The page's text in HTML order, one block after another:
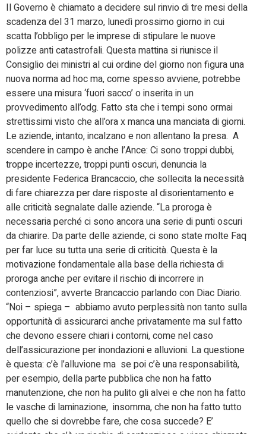
Il Governo è chiamato a decidere sul rinvio di tre mesi della
scadenza del 31 marzo, lunedì prossimo giorno in cui
scatta l’obbligo per le imprese di stipulare le nuove
polizze anti catastrofali. Questa mattina si riunisce il
Consiglio dei ministri al cui ordine del giorno non figura una
nuova norma ad hoc ma, come spesso avviene, potrebbe
essere una misura ‘fuori sacco’ o inserita in un
provvedimento all’odg. Fatto sta che i tempi sono ormai
strettissimi visto che all’ora x manca una manciata di giorni.
Le aziende, intanto, incalzano e non allentano la presa. A
scendere in campo è anche l’Ance: Ci sono troppi dubbi,
troppe incertezze, troppi punti oscuri, denuncia la
presidente Federica Brancaccio, che sollecita la necessità
di fare chiarezza per dare risposte al disorientamento e
alle criticità segnalate dalle aziende. “La proroga è
necessaria perché ci sono ancora una serie di punti oscuri
da chiarire. Da parte delle aziende, ci sono state molte Faq
per far luce su tutta una serie di criticità. Questa è la
motivazione fondamentale alla base della richiesta di
proroga anche per evitare il rischio di incorrere in
contenziosi”, avverte Brancaccio parlando con Diac Diario.
“Noi – spiega – abbiamo avuto perplessità non tanto sulla
opportunità di assicurarci anche privatamente ma sul fatto
che devono essere chiari i contorni, come nel caso
dell’assicurazione per inondazioni e alluvioni. La questione
è questa: c’è l’alluvione ma se poi c’è una responsabilità,
per esempio, della parte pubblica che non ha fatto
manutenzione, che non ha pulito gli alvei e che non ha fatto
le vasche di laminazione, insomma, che non ha fatto tutto
quello che si dovrebbe fare, che cosa succede? E’